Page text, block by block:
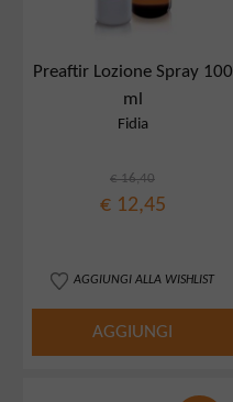
Preaftir Lozione Spray 100
ml
Fidia
€ 16,40
€ 12,45
AGGIUNGI ALLA WISHLIST
AGGIUNGI